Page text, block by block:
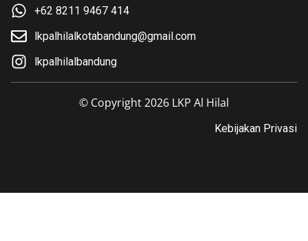
+62 8211 9467 414
lkpalhilalkotabandung@gmail.com
lkpalhilalbandung
© Copyright 2026 LKP Al Hilal
Kebijakan Privasi